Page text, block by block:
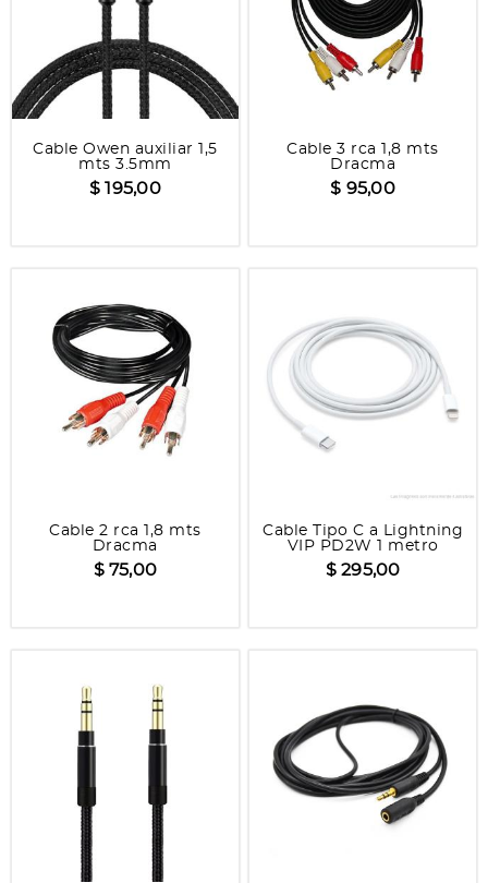
Cable Owen auxiliar 1,5
mts 3.5mm
$ 195,00
Cable 3 rca 1,8 mts
Dracma
$ 95,00
Cable 2 rca 1,8 mts
Dracma
$ 75,00
Cable Tipo C a Lightning
VIP PD2W 1 metro
$ 295,00